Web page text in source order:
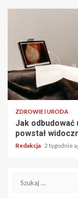
ZDROWIE I URODA
Jak
powstał
Redakcja 2 tygodnie
Szukaj: